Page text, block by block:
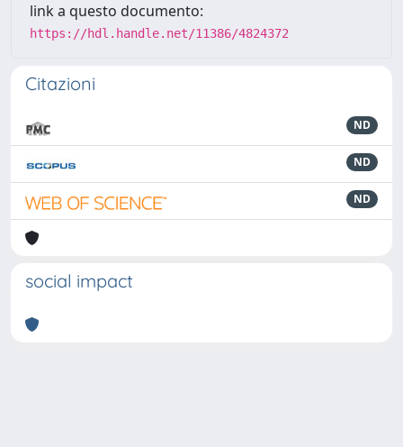
link a questo documento:
https://hdl.handle.net/11386/4824372
Citazioni
ND
ND
ND
social impact